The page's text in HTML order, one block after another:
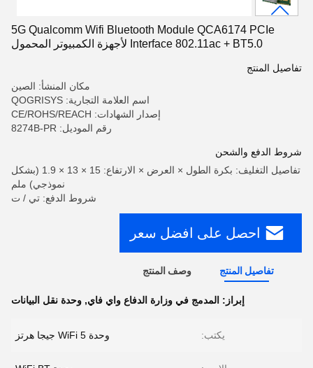
5G Qualcomm Wifi Bluetooth Module QCA6174 PCIe
Interface 802.11ac + BT5.0 لأجهزة الكمبيوتر المحمول
تفاصيل المنتج
مكان المنشأ: الصين
اسم العلامة التجارية: QOGRISYS
إصدار الشهادات: CE/ROHS/REACH
رقم الموديل: 8274B-PR
شروط الدفع والشحن
تفاصيل التغليف: بكرة الطول × العرض × الارتفاع: 15 × 13 × 1.9 (بشكل
نموذجي) ملم
شروط الدفع: تي / ت
احصل على افضل سعر
تفاصيل المنتج وصف المنتج
إبراز: المدمج في وزارة الدفاع واي فاي, وحدة نقل البيانات
يكتب: وحدة WiFi 5 جيجا هرتز